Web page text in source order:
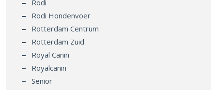
Rodi Hondenvoer
Rotterdam Centrum
Rotterdam Zuid
Royal Canin
Royalcanin
Senior
Sera